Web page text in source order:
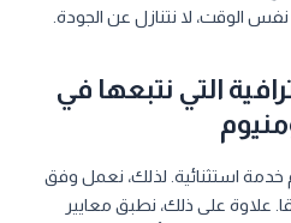
الوقت، لا نتنازل عن الجودة.
التي نتبعها في
خدمة استثنائية. لذلك، نعمل وفق
على ذلك، نطبق معايير